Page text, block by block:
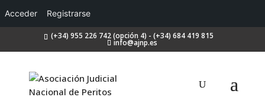
Acceder Registrarse
(+34) 955 226 742 (opción 4) - (+34) 684 419 815
info@ajnp.es